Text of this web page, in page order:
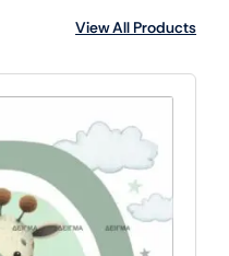
View All Products